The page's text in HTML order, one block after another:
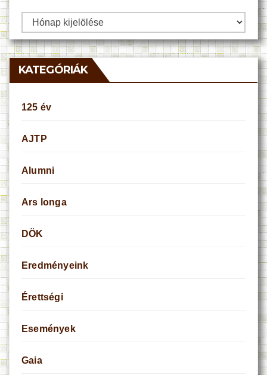
Archívum
KATEGÓRIÁK
125 év
AJTP
Alumni
Ars longa
DÖK
Eredményeink
Érettségi
Események
Gaia